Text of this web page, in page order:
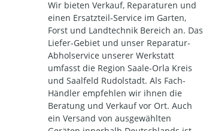
Wir bieten Verkauf, Reparaturen und
einen Ersatzteil-Service im Garten,
Forst und Landtechnik Bereich an. Das
Liefer-Gebiet und unser Reparatur-
Abholservice unserer Werkstatt
umfasst die Region Saale-Orla Kreis
und Saalfeld Rudolstadt. Als Fach-
Händler empfehlen wir ihnen die
Beratung und Verkauf vor Ort. Auch
ein Versand von ausgewählten